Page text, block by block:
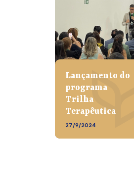
Lançamento do
programa
Trilha
Terapêutica
27/9/2024